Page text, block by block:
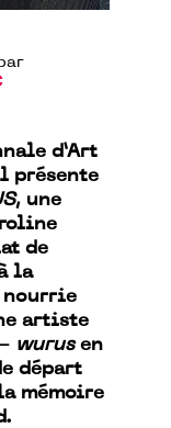
d’Art
présente
, une
de
la
nourrie
artiste
wurusen
départ
mémoire